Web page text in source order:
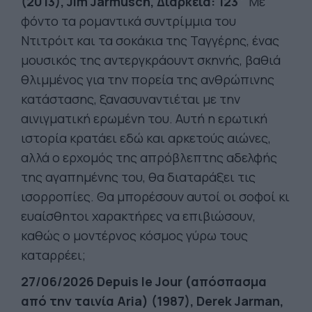
φόντο τα ρομαντικά συντρίμμια του
Ντιτρόιτ και τα σοκάκια της Ταγγέρης, ένας
μουσικός της αντεργκράουντ σκηνής, βαθιά
θλιμμένος για την πορεία της ανθρώπινης
κατάστασης, ξανασυναντιέται με την
αινιγματική ερωμένη του. Αυτή η ερωτική
ιστορία κρατάει εδώ και αρκετούς αιώνες,
αλλά ο ερχομός της απρόβλεπτης αδελφής
της αγαπημένης του, θα διαταράξει τις
ισορροπίες. Θα μπορέσουν αυτοί οι σοφοί κι
ευαίσθητοι χαρακτήρες να επιβιώσουν,
καθώς ο μοντέρνος κόσμος γύρω τους
καταρρέει;
27/06/2026 Depuis le Jour (απόσπασμα
από την ταινία Aria) (1987), Derek Jarman,